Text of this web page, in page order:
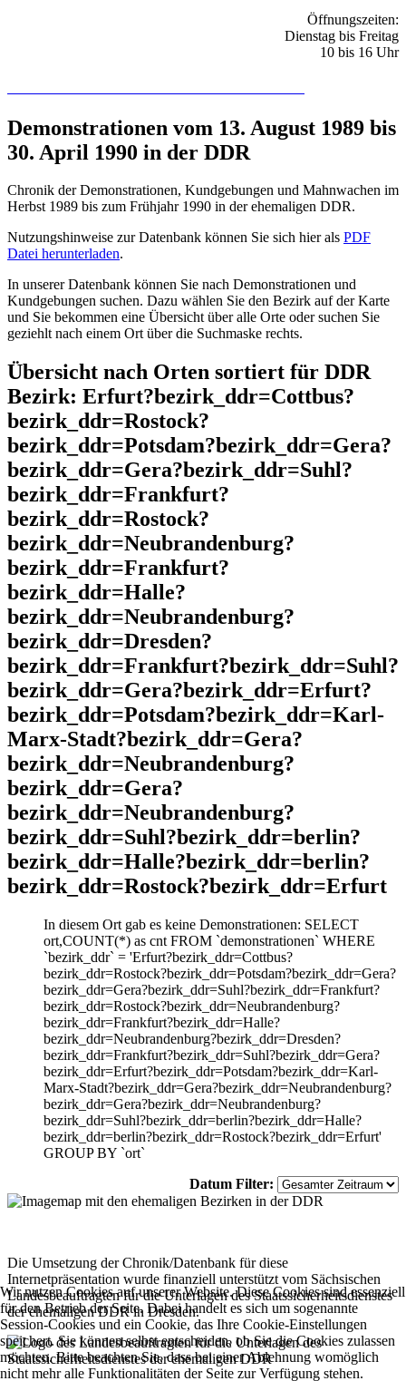
Öffnungszeiten:
Dienstag bis Freitag
10 bis 16 Uhr
Demonstrationen vom 13. August 1989 bis
30. April 1990 in der DDR
Chronik der Demonstrationen, Kundgebungen und Mahnwachen im
Herbst 1989 bis zum Frühjahr 1990 in der ehemaligen DDR.
Nutzungshinweise zur Datenbank können Sie sich hier als PDF
Datei herunterladen.
In unserer Datenbank können Sie nach Demonstrationen und
Kundgebungen suchen. Dazu wählen Sie den Bezirk auf der Karte
und Sie bekommen eine Übersicht über alle Orte oder suchen Sie
geziehlt nach einem Ort über die Suchmaske rechts.
Übersicht nach Orten sortiert für DDR
Bezirk: Erfurt?bezirk_ddr=Cottbus?
bezirk_ddr=Rostock?
bezirk_ddr=Potsdam?bezirk_ddr=Gera?
bezirk_ddr=Gera?bezirk_ddr=Suhl?
bezirk_ddr=Frankfurt?
bezirk_ddr=Rostock?
bezirk_ddr=Neubrandenburg?
bezirk_ddr=Frankfurt?
bezirk_ddr=Halle?
bezirk_ddr=Neubrandenburg?
bezirk_ddr=Dresden?
bezirk_ddr=Frankfurt?bezirk_ddr=Suhl?
bezirk_ddr=Gera?bezirk_ddr=Erfurt?
bezirk_ddr=Potsdam?bezirk_ddr=Karl-
Marx-Stadt?bezirk_ddr=Gera?
bezirk_ddr=Neubrandenburg?
bezirk_ddr=Gera?
bezirk_ddr=Neubrandenburg?
bezirk_ddr=Suhl?bezirk_ddr=berlin?
bezirk_ddr=Halle?bezirk_ddr=berlin?
bezirk_ddr=Rostock?bezirk_ddr=Erfurt
In diesem Ort gab es keine Demonstrationen: SELECT
ort,COUNT(*) as cnt FROM `demonstrationen` WHERE
`bezirk_ddr` = 'Erfurt?bezirk_ddr=Cottbus?
bezirk_ddr=Rostock?bezirk_ddr=Potsdam?bezirk_ddr=Gera?
bezirk_ddr=Gera?bezirk_ddr=Suhl?bezirk_ddr=Frankfurt?
bezirk_ddr=Rostock?bezirk_ddr=Neubrandenburg?
bezirk_ddr=Frankfurt?bezirk_ddr=Halle?
bezirk_ddr=Neubrandenburg?bezirk_ddr=Dresden?
bezirk_ddr=Frankfurt?bezirk_ddr=Suhl?bezirk_ddr=Gera?
bezirk_ddr=Erfurt?bezirk_ddr=Potsdam?bezirk_ddr=Karl-
Marx-Stadt?bezirk_ddr=Gera?bezirk_ddr=Neubrandenburg?
bezirk_ddr=Gera?bezirk_ddr=Neubrandenburg?
bezirk_ddr=Suhl?bezirk_ddr=berlin?bezirk_ddr=Halle?
bezirk_ddr=berlin?bezirk_ddr=Rostock?bezirk_ddr=Erfurt'
GROUP BY `ort`
Datum Filter:
Die Umsetzung der Chronik/Datenbank für diese
Internetpräsentation wurde finanziell unterstützt vom Sächsischen
Landesbeauftragten für die Unterlagen des Staatssicherheitsdienstes
der ehemaligen DDR in Dresden.
Wir nutzen Cookies auf unserer Website. Diese Cookies sind essenziell
für den Betrieb der Seite. Dabei handelt es sich um sogenannte
Session-Cookies und ein Cookie, das Ihre Cookie-Einstellungen
speichert. Sie können selbst entscheiden, ob Sie die Cookies zulassen
möchten. Bitte beachten Sie, dass bei einer Ablehnung womöglich
nicht mehr alle Funktionalitäten der Seite zur Verfügung stehen.